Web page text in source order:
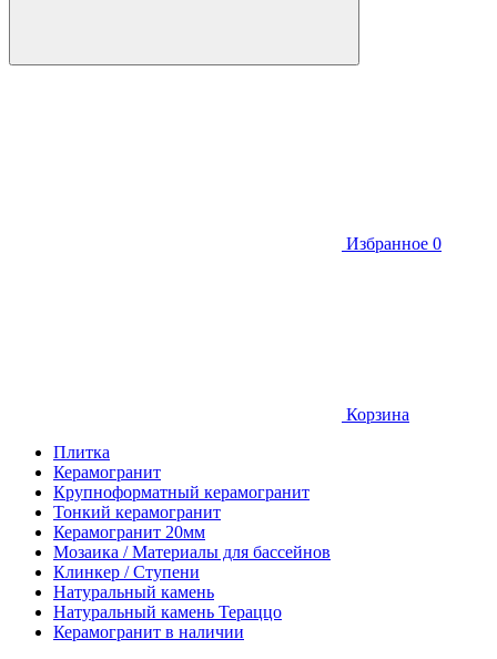
Избранное 0
Корзина
Плитка
Керамогранит
Крупноформатный керамогранит
Тонкий керамогранит
Керамогранит 20мм
Мозаика / Материалы для бассейнов
Клинкер / Ступени
Натуральный камень
Натуральный камень Тераццо
Керамогранит в наличии